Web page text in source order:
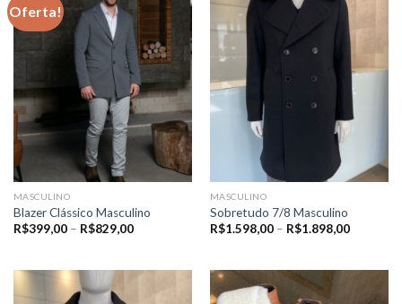
Oferta!
MASCULINO
Blazer Clássico Masculino
R$399,00 – R$829,00Price
R$829,00
MASCULINO
Sobretudo 7/8 Masculino
R$1.598,00 – R$1.898,00Price